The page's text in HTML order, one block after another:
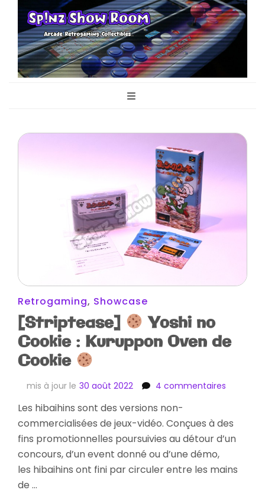
Sp!nz Show
Room
Retrogaming, Showcase
[Striptease]
Yoshi no
Cookie : Kuruppon Oven de
Cookie
mis à jour le 30 août 2022 4 commentaires
Yoshi
no
Kuruppon
Les hibaihins sont des versions non-
commercialisées de jeux-vidéo. Conçues à des
fins promotionnelles poursuivies au détour d’un
concours, d’un event donné ou d’une démo,
les hibaihins ont fini par circuler entre les mains
de …